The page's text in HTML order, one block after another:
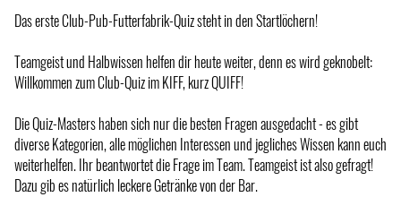
Das erste Club-Pub-Futterfabrik-Quiz steht in den Startlöchern!
Teamgeist und Halbwissen helfen dir heute weiter, denn es wird geknobelt:
Willkommen zum Club-Quiz im KIFF, kurz QUIFF!
Die Quiz-Masters haben sich nur die besten Fragen ausgedacht - es gibt
diverse Kategorien, alle möglichen Interessen und jegliches Wissen kann euch
weiterhelfen. Ihr beantwortet die Frage im Team. Teamgeist ist also gefragt!
Dazu gib es natürlich leckere Getränke von der Bar.